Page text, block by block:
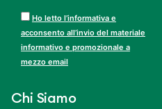
Ho letto l’informativa e
acconsento all’invio del materiale
informativo e promozionale a
mezzo email
Chi Siamo